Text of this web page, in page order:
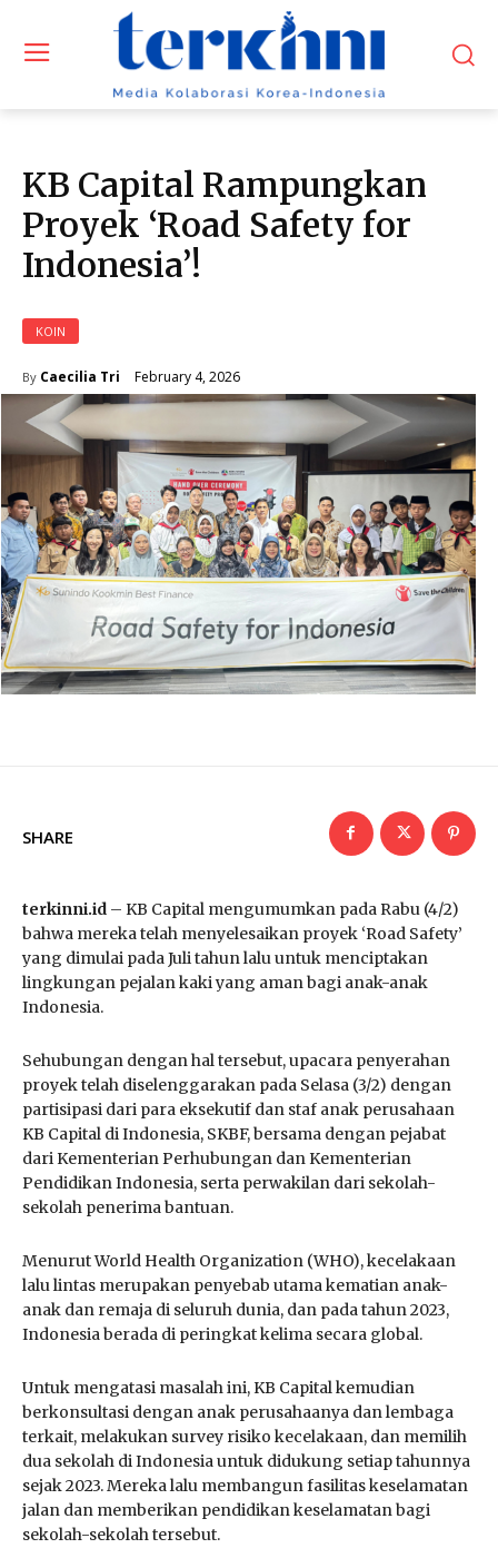
KB Capital Rampungkan
Proyek ‘Road Safety for
Indonesia’!
KOIN
By Caecilia Tri February 4, 2026
SHARE
terkinni.id – KB Capital mengumumkan pada Rabu (4/2)
bahwa mereka telah menyelesaikan proyek ‘Road Safety’
yang dimulai pada Juli tahun lalu untuk menciptakan
lingkungan pejalan kaki yang aman bagi anak-anak
Indonesia.
Sehubungan dengan hal tersebut, upacara penyerahan
proyek telah diselenggarakan pada Selasa (3/2) dengan
partisipasi dari para eksekutif dan staf anak perusahaan
KB Capital di Indonesia, SKBF, bersama dengan pejabat
dari Kementerian Perhubungan dan Kementerian
Pendidikan Indonesia, serta perwakilan dari sekolah-
sekolah penerima bantuan.
Menurut World Health Organization (WHO), kecelakaan
lalu lintas merupakan penyebab utama kematian anak-
anak dan remaja di seluruh dunia, dan pada tahun 2023,
Indonesia berada di peringkat kelima secara global.
Untuk mengatasi masalah ini, KB Capital kemudian
berkonsultasi dengan anak perusahaanya dan lembaga
terkait, melakukan survey risiko kecelakaan, dan memilih
dua sekolah di Indonesia untuk didukung setiap tahunnya
sejak 2023. Mereka lalu membangun fasilitas keselamatan
jalan dan memberikan pendidikan keselamatan bagi
sekolah-sekolah tersebut.